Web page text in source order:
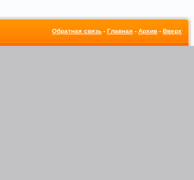
Обратная связь - Главная - Архив - Вверх